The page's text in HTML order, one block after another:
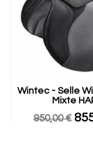
Wintec - Selle
Mixte
950,00 €